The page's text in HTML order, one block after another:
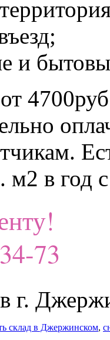
и
м2 в год
73
г.
склад в Джержинском,